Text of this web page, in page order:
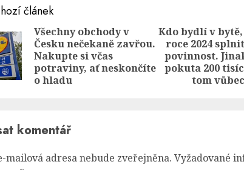
článek
Previous
post:
Všechny obchody v
Česku nečekaně zavřou.
Nakupte si včas
potraviny, ať neskončíte
o hladu
Next
post:
Kdo bydlí v
roce 2024
povinnost.
pokuta 200
tom
komentář
mailová adresa nebude zveřejněna. Vyžadované